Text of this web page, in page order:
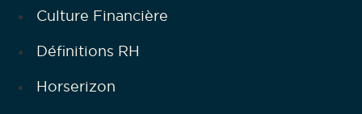
Culture Financière
Définitions RH
Horserizon